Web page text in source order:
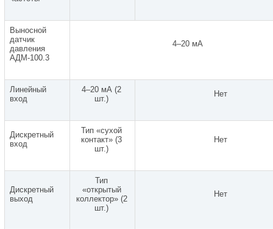
Выносной
датчик
давления
АДМ-100.3
4–20 мА
Линейный
вход
4–20 мА (2
шт.)
Нет
Дискретный
вход
Тип «сухой
контакт» (3
шт.)
Нет
Дискретный
выход
Тип
«открытый
коллектор» (2
шт.)
Нет